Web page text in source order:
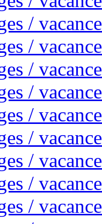
/
/
/
/
/
/
/
/
/